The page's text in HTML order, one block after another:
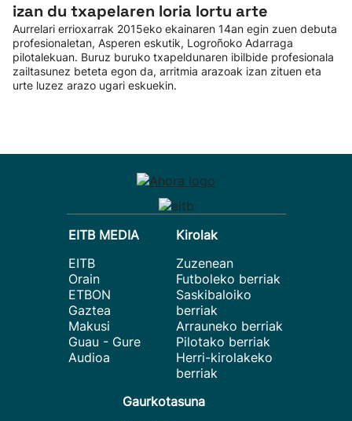
izan du txapelaren loria lortu arte
Aurrelari errioxarrak 2015eko ekainaren 14an egin zuen debuta
profesionaletan, Asperen eskutik, Logroñoko Adarraga
pilotalekuan. Buruz buruko txapeldunaren ibilbide profesionala
zailtasunez beteta egon da, arritmia arazoak izan zituen eta
urte luzez arazo ugari eskuekin.
EITB MEDIA
EITB
Orain
ETBON
Gaztea
Makusi
Guau - Gure
Audioa
Kirolak
Zuzenean
Futboleko berriak
Saskibaloiko
berriak
Arrauneko berriak
Pilotako berriak
Herri-kirolakeko
berriak
Gaurkotasuna